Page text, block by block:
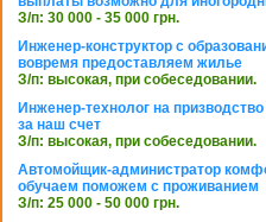
З/п: 30 000 - 35 000 грн.
Инженер-конструктор с
вовремя предоставляем жилье
З/п: высокая, при собеседовании.
Инженер-технолог на
за наш счет
З/п: высокая, при собеседовании.
Автомойщик-администратор
обучаем поможем с проживанием
З/п: 25 000 - 50 000 грн.